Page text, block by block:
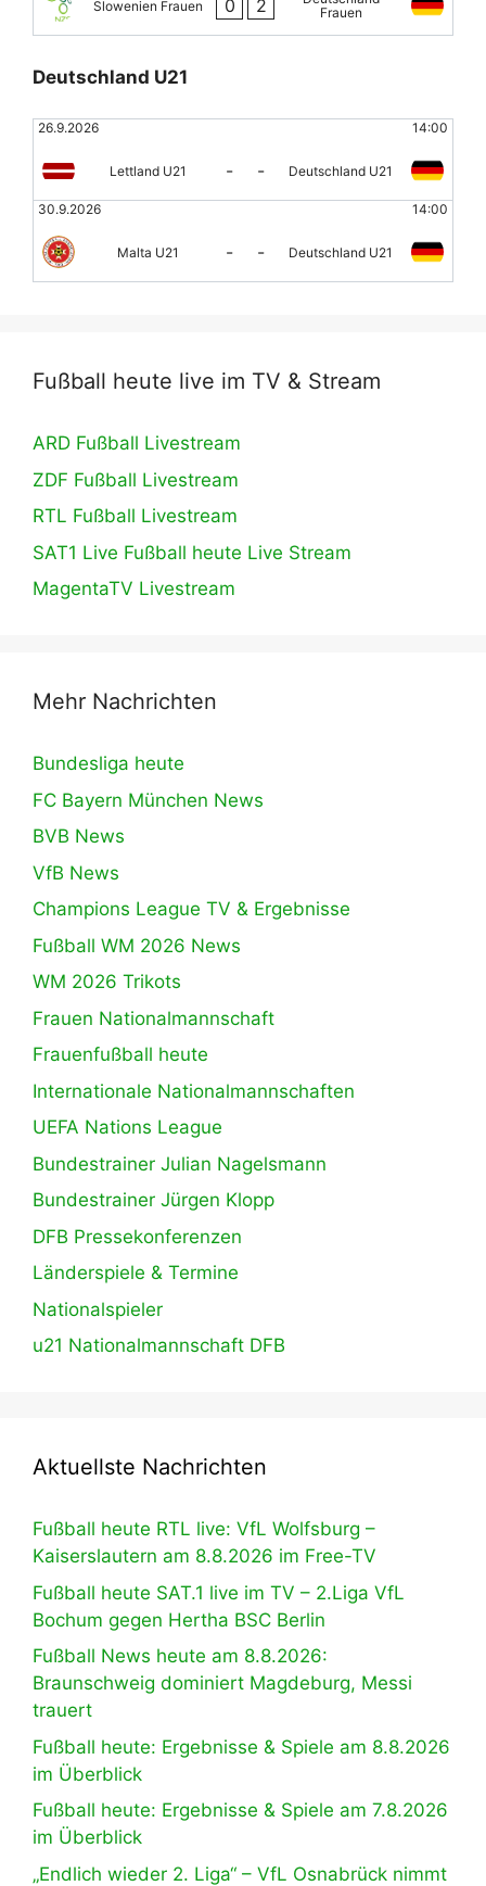
Slowenien Frauen 0 2
Frauen
Deutschland U21
26.9.2026 14:00
Lettland U21 - - Deutschland U21
30.9.2026 14:00
Malta U21 - - Deutschland U21
Fußball heute live im TV & Stream
ARD Fußball Livestream
ZDF Fußball Livestream
RTL Fußball Livestream
SAT1 Live Fußball heute Live Stream
MagentaTV Livestream
Mehr Nachrichten
Bundesliga heute
FC Bayern München News
BVB News
VfB News
Champions League TV & Ergebnisse
Fußball WM 2026 News
WM 2026 Trikots
Frauen Nationalmannschaft
Frauenfußball heute
Internationale Nationalmannschaften
UEFA Nations League
Bundestrainer Julian Nagelsmann
Bundestrainer Jürgen Klopp
DFB Pressekonferenzen
Länderspiele & Termine
Nationalspieler
u21 Nationalmannschaft DFB
Aktuellste Nachrichten
Fußball heute RTL live: VfL Wolfsburg –
Kaiserslautern am 8.8.2026 im Free-TV
Fußball heute SAT.1 live im TV – 2.Liga VfL
Bochum gegen Hertha BSC Berlin
Fußball News heute am 8.8.2026:
Braunschweig dominiert Magdeburg, Messi
trauert
Fußball heute: Ergebnisse & Spiele am 8.8.2026
im Überblick
Fußball heute: Ergebnisse & Spiele am 7.8.2026
im Überblick
„Endlich wieder 2. Liga“ – VfL Osnabrück nimmt